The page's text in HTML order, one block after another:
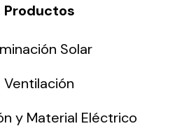
Productos
Solar
Ventilación
y Material Eléctrico